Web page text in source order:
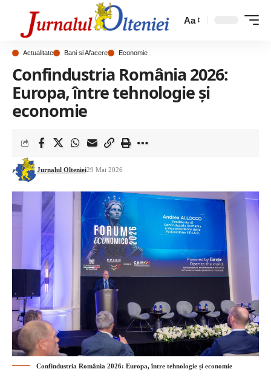
Aa
Actualitate Bani si Afacere Economie
Confindustria România 2026:
Europa, între tehnologie și
economie
Jurnalul Olteniei29 Mai 2026
Confindustria România 2026: Europa, între tehnologie și economie